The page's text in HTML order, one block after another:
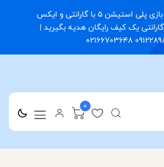
با خرید کنسول های بازی پلی استیشن 5 با گارانتی و ایکس
یک کیف رایگان هدیه بگیرید |
09122898074
0